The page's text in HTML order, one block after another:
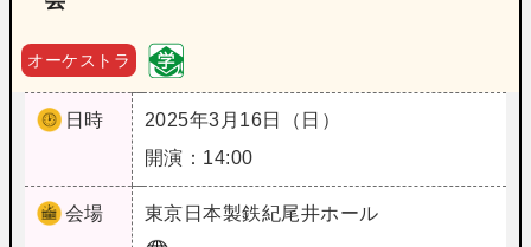
オーケストラ
日時
2025年3月16日（日）
開演：14:00
会場 東京 日本製鉄紀尾井ホール